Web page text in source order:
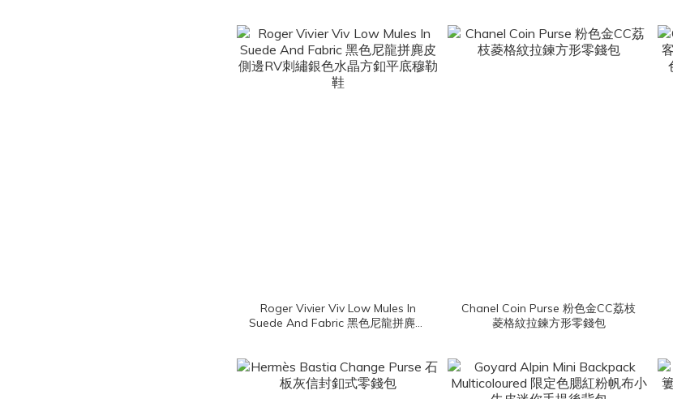
Roger Vivier Viv Low Mules In
Suede And Fabric 黑色尼龍拼麂皮
Chanel Coin Purse 粉色金CC荔枝
菱格紋拉鍊方形零錢包